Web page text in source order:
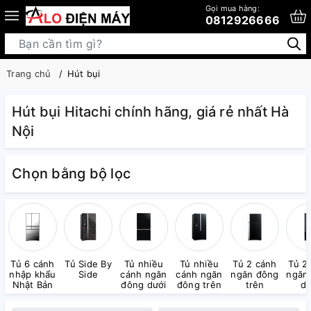
Gọi mua hàng:
0812926666
Trang chủ Hút bụi
Hút bụi Hitachi chính hãng, giá rẻ nhất Hà
Nội
Chọn bằng bộ lọc
Tủ 6 cánh
nhập khẩu
Nhật Bản
Tủ Side By
Side
Tủ nhiều
cánh ngăn
đông dưới
Tủ nhiều
cánh ngăn
đông trên
Tủ 2 cánh
ngăn đông
trên
Tủ 2